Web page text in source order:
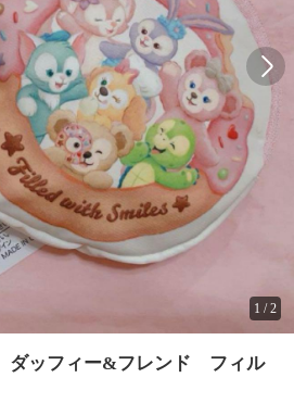
1 /2
ダッフィー&フレンド フィル